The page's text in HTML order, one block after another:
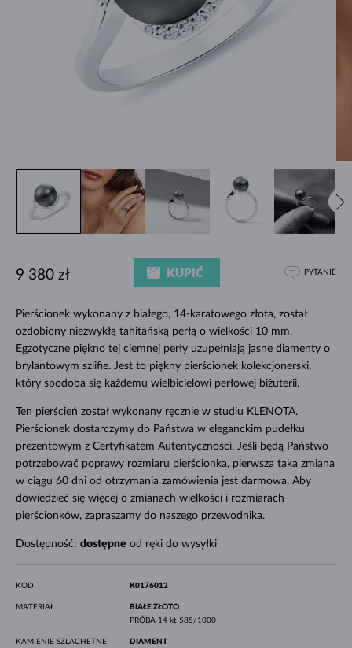
Pierścionek wykonany z białego, 14-karatowego złota, został
ozdobiony niezwykłą tahitańską perłą o wielkości 10 mm.
Egzotyczne piękno tej ciemnej perły uzupełniają jasne diamenty o
brylantowym szlifie. Jest to piękny pierścionek kolekcjonerski,
który spodoba się każdemu wielbicielowi perłowej biżuterii.
Ten pierścień został wykonany ręcznie w studiu KLENOTA.
Pierścionek dostarczymy do Państwa w eleganckim pudełku
prezentowym z Certyfikatem Autentyczności. Jeśli będą Państwo
potrzebować poprawy rozmiaru pierścionka, pierwsza taka zmiana
w ciągu 60 dni od otrzymania zamówienia jest darmowa. Aby
dowiedzieć się więcej o zmianach wielkości i rozmiarach
pierścionków, zapraszamy do naszego przewodnika.
Dostępność: dostępne od ręki do wysyłki
9 380 zł KUPIĆ PYTANIE
KOD K0176012
MATERIAŁ
BIAŁE ZŁOTO
PRÓBA 14 kt 585/1000
KAMIENIE SZLACHETNE
DIAMENT